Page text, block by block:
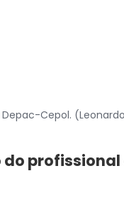
Cepol.
profissional